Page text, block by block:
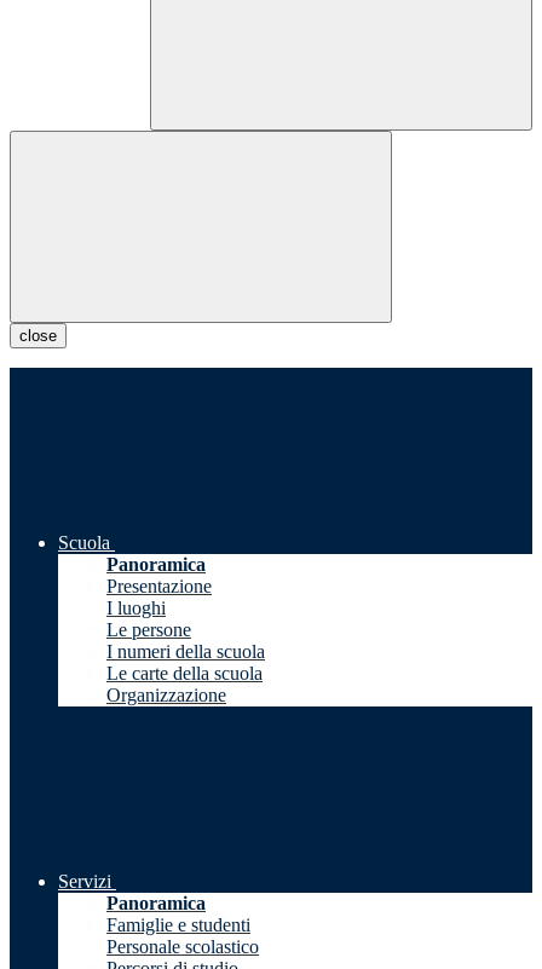
close
Scuola
Panoramica
Presentazione
I luoghi
Le persone
I numeri della scuola
Le carte della scuola
Organizzazione
Servizi
Panoramica
Famiglie e studenti
Personale scolastico